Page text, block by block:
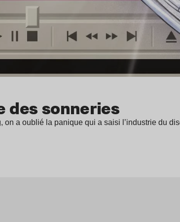
des sonneries
on a oublié la panique qui a saisi l’industrie du